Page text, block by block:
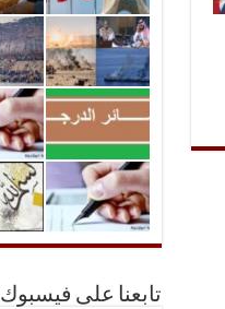
تابعنا على فيسبوك